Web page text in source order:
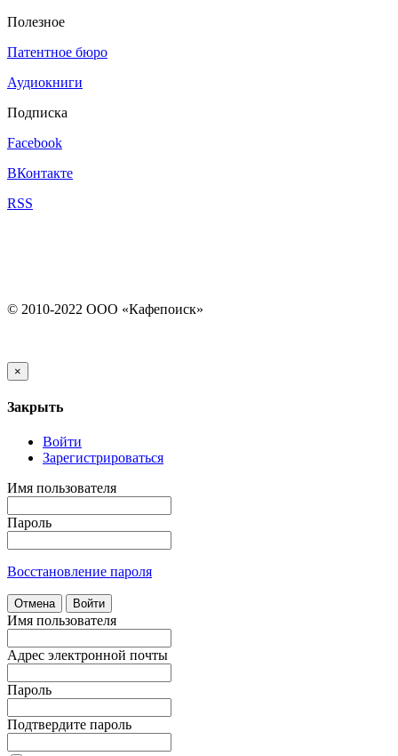
Полезное
Патентное бюро
Аудиокниги
Подписка
Facebook
ВКонтакте
RSS
© 2010-2022 ООО «Кафепоиск»
×
Закрыть
Войти
Зарегистрироваться
Имя пользователя
Пароль
Восстановление пароля
Отмена Войти
Имя пользователя
Адрес электронной почты
Пароль
Подтвердите пароль